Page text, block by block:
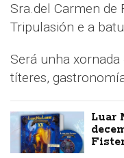
Sra.del Carmen de
Tripulasión e a
Será unha
títeres,
Luar